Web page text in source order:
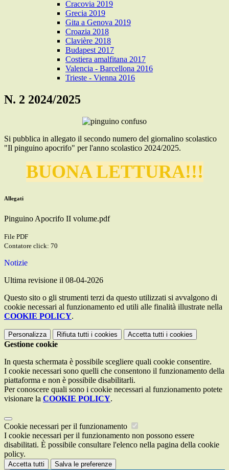
Cracovia 2019
Grecia 2019
Gita a Genova 2019
Croazia 2018
Clavière 2018
Budapest 2017
Costiera amalfitana 2017
Valencia - Barcellona 2016
Trieste - Vienna 2016
N. 2 2024/2025
Si pubblica in allegato il secondo numero del giornalino scolastico
"Il pinguino apocrifo" per l'anno scolastico 2024/2025.
BUONA LETTURA!!!
Allegati
Pinguino Apocrifo II volume.pdf
File PDF
Contatore click: 70
Notizie
Ultima revisione il 08-04-2026
Questo sito o gli strumenti terzi da questo utilizzati si avvalgono di
cookie necessari al funzionamento ed utili alle finalità illustrate nella
COOKIE POLICY.
Personalizza Rifiuta tutti i cookies Accetta tutti i cookies
Gestione cookie
In questa schermata è possibile scegliere quali cookie consentire.
I cookie necessari sono quelli che consentono il funzionamento della
piattaforma e non è possibile disabilitarli.
Per conoscere quali sono i cookie necessari al funzionamento potete
visionare la COOKIE POLICY.
Cookie necessari per il funzionamento
I cookie necessari per il funzionamento non possono essere
disabilitati. È possibile consultare l'elenco nella pagina della cookie
policy.
Accetta tutti Salva le preferenze